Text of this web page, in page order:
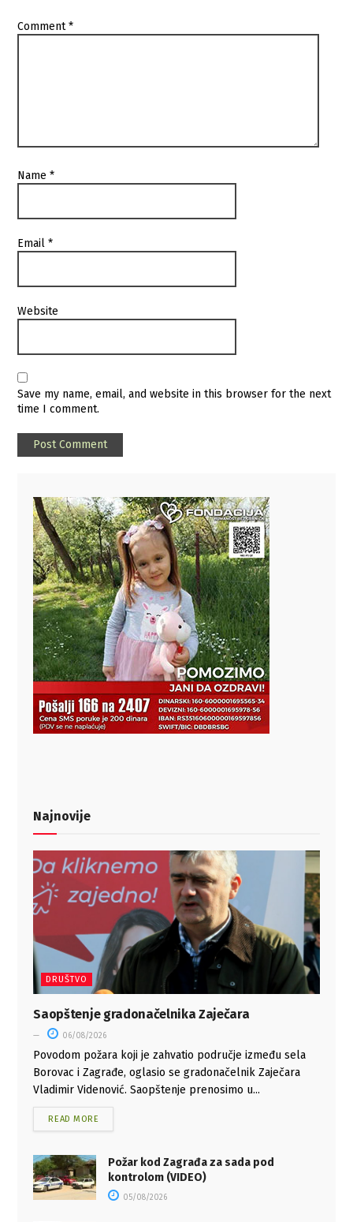
Comment*
Name*
Email*
Website
Save my name, email, and website in this browser for the next
time I comment.
Najnovije
DRUŠTVO
Saopštenje gradonačelnika Zaječara
06/08/2026
Povodom požara koji jе zahvatio područjе izmеđu sеla
Borovac i Zagrađе, oglasio se gradonačelnik Zaječara
Vladimir Videnović. Saopštenje prenosimo u...
READ MORE
Požar kod Zagrađa za sada pod
kontrolom (VIDEO)
05/08/2026